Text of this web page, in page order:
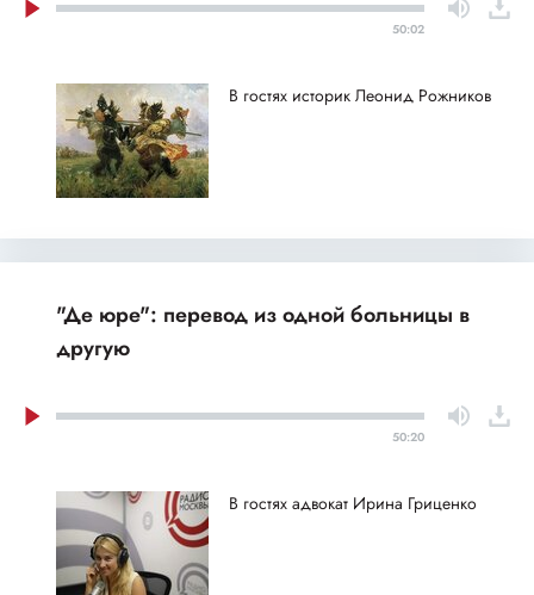
50:02
В гостях историк Леонид Рожников
"Де юре": перевод из одной больницы в
другую
50:20
В гостях адвокат Ирина Гриценко